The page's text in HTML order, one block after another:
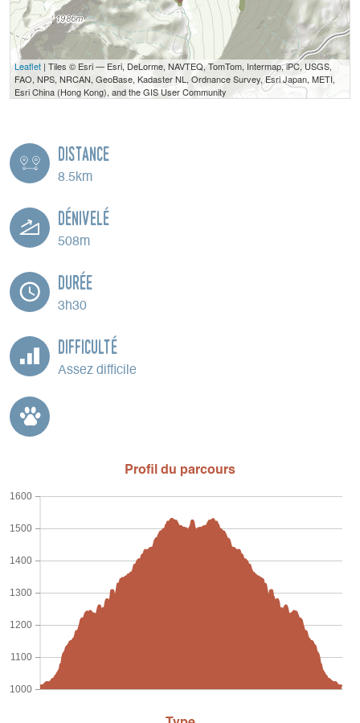
Leaflet | Tiles © Esri — Esri, DeLorme, NAVTEQ, TomTom, Intermap, iPC, USGS,
FAO, NPS, NRCAN, GeoBase, Kadaster NL, Ordnance Survey, Esri Japan, METI,
Esri China (Hong Kong), and the GIS User Community
Distance
8.5km
Dénivelé
508m
Durée
3h30
Difficulté
Assez difficile
Profil du parcours
1000
1100
1200
1300
1400
1500
1600